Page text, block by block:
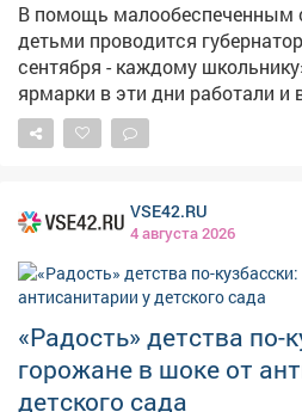
и озеро у трамвайного депо. 🔹Куйбышевский:
посещены озёра
2». 🔹Кузнецкий: проверены каскады озер СНТ
Кульяновка, «Медик»,
ТЭЦ, водоем СПК "Алюминщик-
🔹Орджоникидзевский:
отдыха «Уют», «Черемушки»,
Томи в ТУ «Абагур». На водоемах ежедневно ведется
работа с населением:
проводят беседы, а
Профилактическая работа
предотвращении беды.
поисково-спасательной
территории несут
В помощь малообеспеченным
детьми проводится
сентября - каждому
ярмарки в эти дни работали и
#новости10канала
VSE42.RU
4 августа 2026
«Радость» детства по-
горожане в шоке от
детского сада